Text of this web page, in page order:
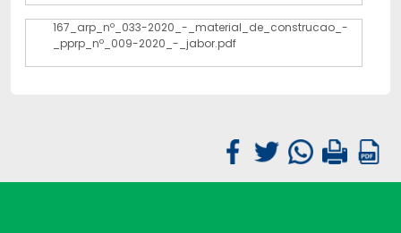
167_arp_nº_033-2020_-_material_de_construcao_-
_pprp_nº_009-2020_-_jabor.pdf